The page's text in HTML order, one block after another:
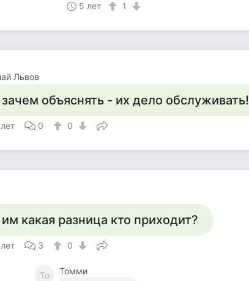
5 лет 1
Львов
объяснять - их дело обслуживать!
0 0
какая разница кто приходит?
3 0
То Томми